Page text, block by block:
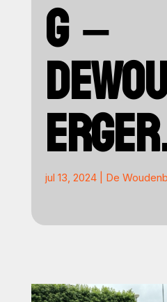
G –
jul 13, 2024| De